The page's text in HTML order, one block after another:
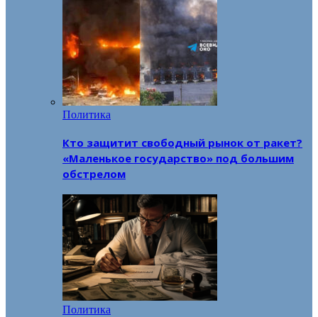
Политика
Кто защитит свободный рынок от ракет?
«Маленькое государство» под большим
обстрелом
Политика